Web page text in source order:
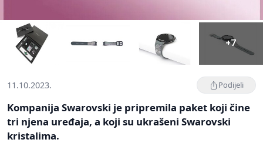
+7
11.10.2023. Podijeli
Kompanija Swarovski je pripremila paket koji čine
tri njena uređaja, a koji su ukrašeni Swarovski
kristalima.